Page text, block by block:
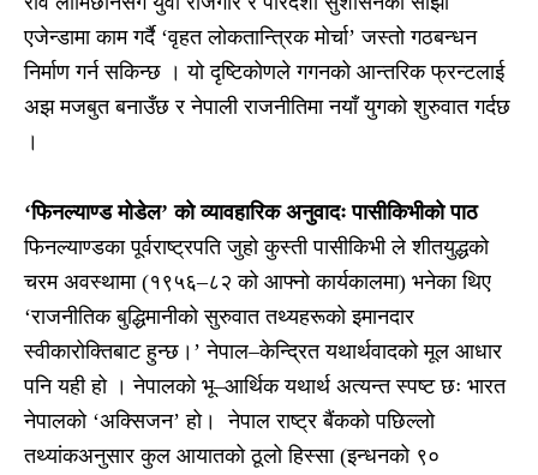
एजेन्डामा काम गर्दै ‘वृहत लोकतान्त्रिक मोर्चा’ जस्तो गठबन्धन
निर्माण गर्न सकिन्छ । यो दृष्टिकोणले गगनको आन्तरिक फ्रन्टलाई
अझ मजबुत बनाउँछ र नेपाली राजनीतिमा नयाँ युगको शुरुवात गर्दछ
।
‘फिनल्याण्ड मोडेल’ को व्यावहारिक अनुवादः पासीकिभीको पाठ
फिनल्याण्डका पूर्वराष्ट्रपति जुहो कुस्ती पासीकिभी ले शीतयुद्धको
चरम अवस्थामा (१९५६–८२ को आफ्नो कार्यकालमा) भनेका थिए
‘राजनीतिक बुद्धिमानीको सुरुवात तथ्यहरूको इमानदार
स्वीकारोक्तिबाट हुन्छ।’ नेपाल–केन्द्रित यथार्थवादको मूल आधार
पनि यही हो । नेपालको भू–आर्थिक यथार्थ अत्यन्त स्पष्ट छः भारत
नेपालको ‘अक्सिजन’ हो। नेपाल राष्ट्र बैंकको पछिल्लो
तथ्यांकअनुसार कुल आयातको ठूलो हिस्सा (इन्धनको ९०